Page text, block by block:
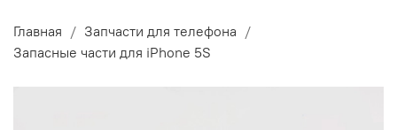
Главная
Запчасти для телефона
Запасные части для iPhone 5S